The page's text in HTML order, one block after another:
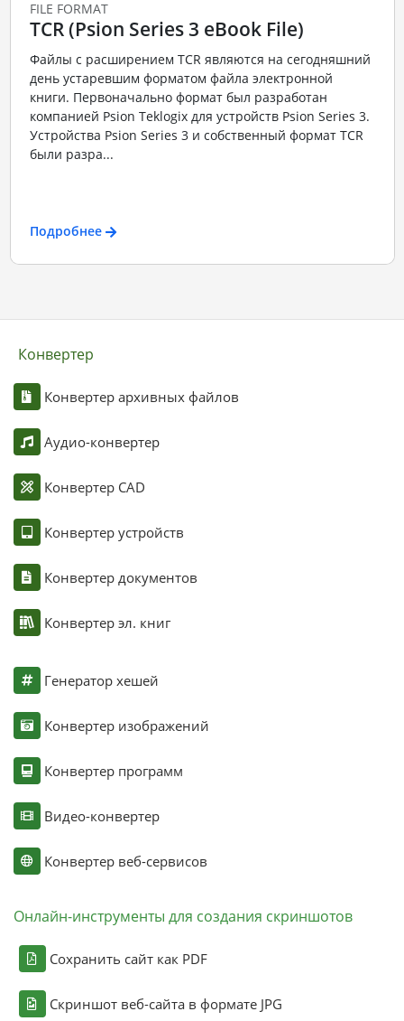
FILE FORMAT
TCR (Psion Series 3 eBook File)
Файлы с расширением TCR являются на сегодняшний
день устаревшим форматом файла электронной
книги. Первоначально формат был разработан
компанией Psion Teklogix для устройств Psion Series 3.
Устройства Psion Series 3 и собственный формат TCR
были разра...
Подробнее
Конвертер
Конвертер архивных файлов
Аудио-конвертер
Конвертер CAD
Конвертер устройств
Конвертер документов
Конвертер эл. книг
Генератор хешей
Конвертер изображений
Конвертер программ
Видео-конвертер
Конвертер веб-сервисов
Онлайн-инструменты для создания скриншотов
Сохранить сайт как PDF
Скриншот веб-сайта в формате JPG